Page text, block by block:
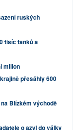
ruských
tisíc tanků a
milion
přesáhly 600
Blízkém východě
o azyl do války